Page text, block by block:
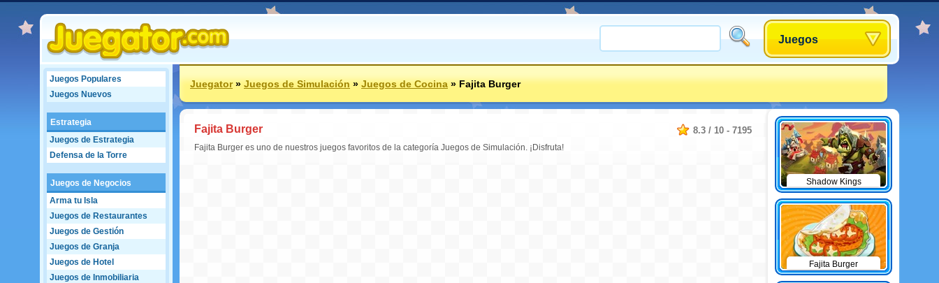
Juegos
Juegos Populares
Juegos Nuevos
Estrategia
Juegos de Estrategia
Defensa de la Torre
Juegos de Negocios
Arma tu Isla
Juegos de Restaurantes
Juegos de Gestión
Juegos de Granja
Juegos de Hotel
Juegos de Inmobiliaria
Juegator»Juegos de Simulación»Juegos de Cocina»Fajita Burger
8.3 / 10 - 7195
Fajita Burger
Fajita Burger es uno de nuestros juegos favoritos de la categoría Juegos de Simulación. ¡Disfruta!
Shadow Kings
Fajita Burger